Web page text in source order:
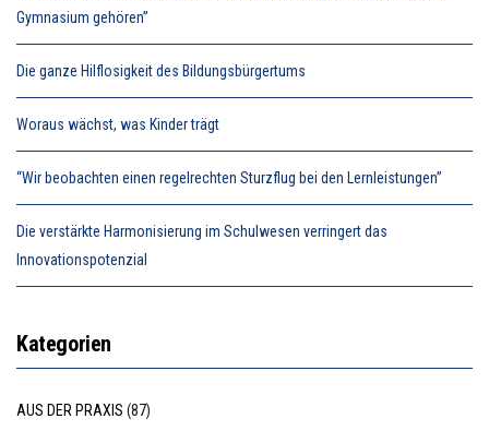
Gymnasium gehören”
Die ganze Hilflosigkeit des Bildungsbürgertums
Woraus wächst, was Kinder trägt
“Wir beobachten einen regelrechten Sturzflug bei den Lernleistungen”
Die verstärkte Harmonisierung im Schulwesen verringert das
Innovationspotenzial
Kategorien
AUS DER PRAXIS (87)